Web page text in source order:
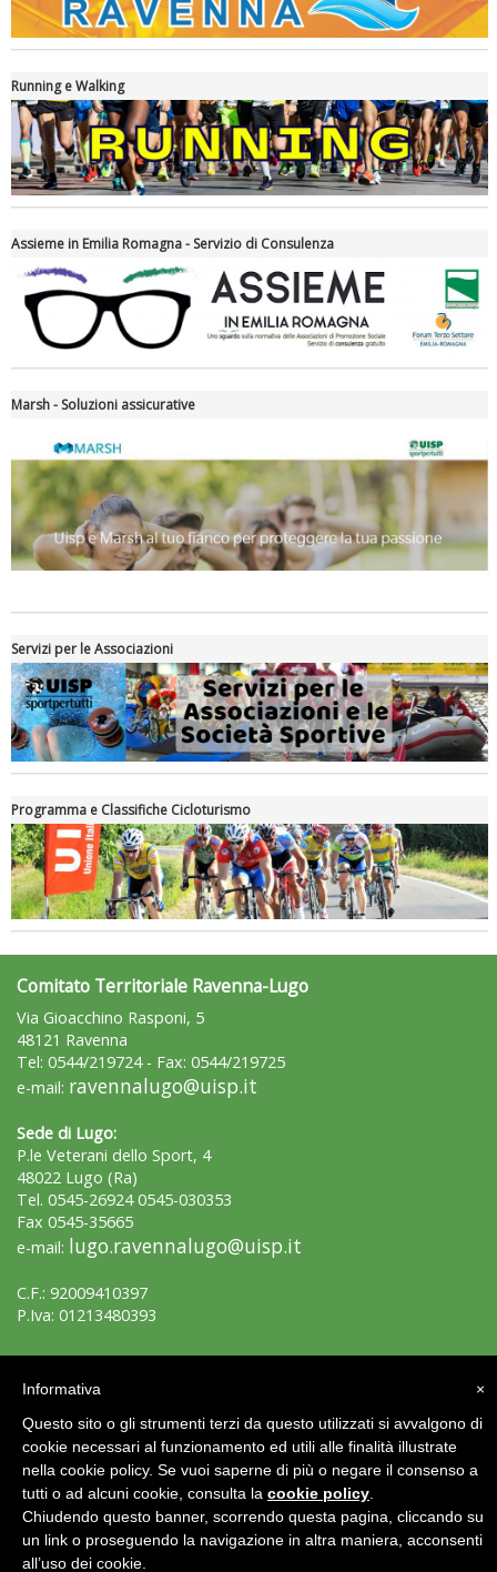
Tiziano Pesce nel Cda di Fondazione Terzjus: prima riunione a
Roma
Running e Walking
Assieme in Emilia Romagna - Servizio di Consulenza
Marsh - Soluzioni assicurative
Servizi per le Associazioni
Programma e Classifiche Cicloturismo
Comitato Territoriale Ravenna-Lugo
Via Gioacchino Rasponi, 5
48121 Ravenna
Tel: 0544/219724 - Fax: 0544/219725
e-mail: ravennalugo@uisp.it
Sede di Lugo:
P.le Veterani dello Sport, 4
48022 Lugo (Ra)
Tel. 0545-26924 0545-030353
Fax 0545-35665
e-mail: lugo.ravennalugo@uisp.it
C.F.: 92009410397
P.Iva: 01213480393
×
Informativa
Questo sito o gli strumenti terzi da questo utilizzati si avvalgono di
cookie necessari al funzionamento ed utili alle finalità illustrate
nella cookie policy. Se vuoi saperne di più o negare il consenso a
tutti o ad alcuni cookie, consulta la cookie policy
Chiudendo questo banner, scorrendo questa pagina, cliccando su
un link o proseguendo la navigazione in altra maniera, acconsenti
all’uso dei cookie.